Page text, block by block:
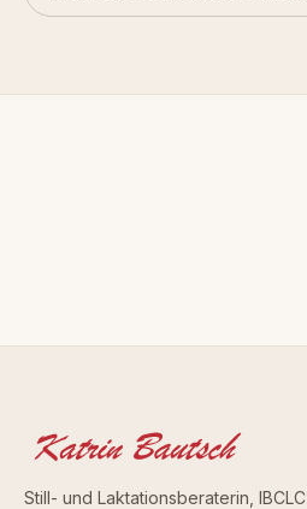
Still- und Laktationsberaterin, IBCLC